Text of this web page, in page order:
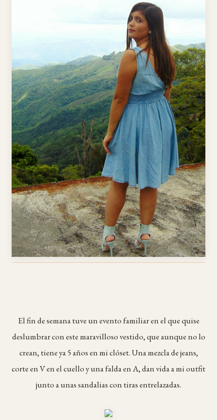
El fin de semana tuve un evento familiar en el que quise
deslumbrar con este maravilloso vestido, que aunque no lo
crean, tiene ya 5 años en mi clóset. Una mezcla de jeans,
corte en V en el cuello y una falda en A, dan vida a mi outfit
junto a unas sandalias con tiras entrelazadas.